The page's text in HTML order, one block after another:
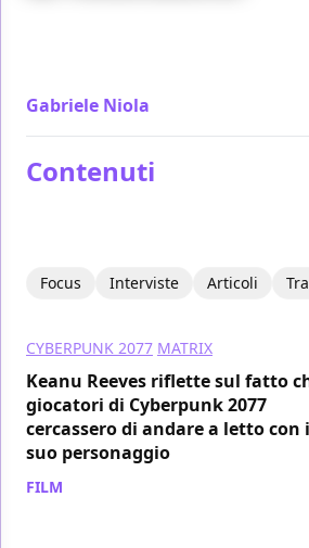
Gabriele Niola
Contenuti
Focus Interviste Articoli
CYBERPUNK 2077 MATRIX
Keanu Reeves riflette sul fatto
giocatori di Cyberpunk 2077
cercassero di andare a letto con
suo personaggio
FILM